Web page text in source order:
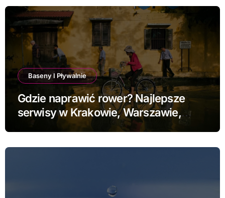
Baseny I Pływalnie
Gdzie naprawić rower? Najlepsze
serwisy w Krakowie, Warszawie,
Poznaniu i Łodzi